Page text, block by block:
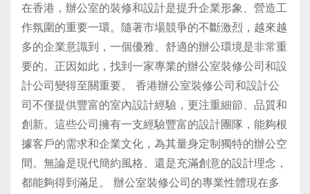
在香港，辦公室的裝修和設計是提升企業形象、營造工
作氛圍的重要一環。隨著市場競爭的不斷激烈，越來越
多的企業意識到，一個優雅、舒適的辦公環境是非常重
要的。正因如此，找到一家專業的辦公室裝修公司和設
計公司變得至關重要。 香港辦公室裝修公司和設計公
司不僅提供豐富的室內設計經驗，更注重細節、品質和
創新。這些公司擁有一支經驗豐富的設計團隊，能夠根
據客戶的需求和企業文化，為其量身定制獨特的辦公空
間。無論是現代簡約風格、還是充滿創意的設計理念，
都能夠得到滿足。 辦公室裝修公司的專業性體現在多